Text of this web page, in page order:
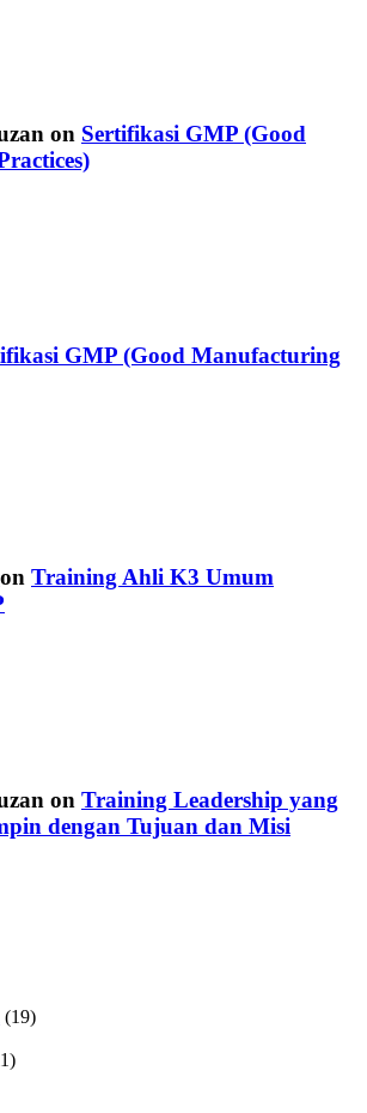
on Sertifikasi GMP (Good
GMP (Good Manufacturing
on Training Ahli K3 Umum
on Training Leadership yang
dengan Tujuan dan Misi
(19)